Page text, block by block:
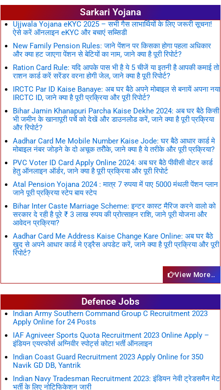
Sarkari Yojana
Ujjwala Yojana eKYC 2025 – सभी गैस लाभार्थियों के लिए जरूरी सूचना!
ऐसे करें ऑनलाइन eKYC और बचाएं सब्सिडी
New Family Pension Rules: जाने पेंशन पर किसका होगा पहला अधिकार
और क्या हट जाएगा पेंशन से बेटियों का नाम, जाने क्या है पूरी रिपोर्ट?
Ration Card Rule: यदि आपके पास भी है ये 5 चीजें या इतनी है आपकी कमाई तो
राशन कार्ड करें सरेंडर वरना होगी जेल, जाने क्या है पूरी रिपोर्ट?
IRCTC Par ID Kaise Banaye: अब घर बैठे अपने मोबाइल से बनायें अपना नया
IRCTC ID, जाने क्या है पूरी प्रक्रिया और पूरी रिपोर्ट?
Bihar Jamin Khanapuri Parcha Kaise Dekhe 2024: अब घर बैठे किसी
भी जमीन के खानापूरी पर्चे को देखें और डाउनलोेड करें, जाने क्या है पूरी प्रक्रिया
और रिपोर्ट?
Aadhar Card Me Mobile Number Kaise Jode: घर बैठे आधार कार्ड मे
मोबाइल नंबर जोड़ने के दो अचूक तरीेके, जाने क्या है ये तरीके और पूरी प्रक्रिया?
PVC Voter ID Card Apply Online 2024: अब घर बैठे पीवीसी वोटर कार्ड
हेतु ऑनलाइन ऑर्डर, जाने क्या है पूरी प्रक्रिया और पूरी रिपोर्ट
Atal Pension Yojana 2024 : मात्र 7 रुपया में पाए 5000 मंथली पेंशन प्लान
जाने पूरी प्रक्रिया स्टेप बाय स्टेप
Bihar Inter Caste Marriage Scheme: इन्टर कास्ट मैरिज करने वालो को
सरकार दे रही है पूरे ₹ 3 लाख रुपय की प्रोत्साहन राशि, जाने पूरी योजना और
आवेदन प्रक्रिया?
Aadhar Card Me Address Kaise Change Kare Online: अब घर बैठे
खुद से अपने आधार कार्ड मे एड्रैस अपडेट करें, जाने क्या है पूरी प्रक्रिया और पूरी
रिपोर्ट?
View More..
Defence Jobs
Indian Army Southern Command Group C Recruitment 2023
Apply Online for 24 Posts
IAF Agniveer Sports Quota Recruitment 2023 Online Apply –
इंडियन एयरफोर्स अग्निवीर स्पोर्ट्स कोटा भर्ती ऑनलाइन
Indian Coast Guard Recruitment 2023 Apply Online for 350
Navik GD DB, Yantrik
Indian Navy Tradesman Recruitment 2023: इंडियन नेवी ट्रेडसमैन मेट
भर्ती के लिए नोटिफिकेशन जारी